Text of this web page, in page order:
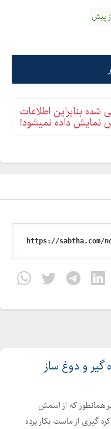
بنابراین اطلاعات
نمایش داده نمیشود!
گیر و دوغ ساز
همانطور که از اسمش
گیری از ماست بکار برده